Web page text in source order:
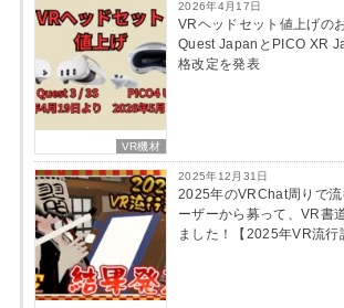
VR機材
2026年4月17日
VRヘッドセット値上げの
Quest JapanとPICO XR
格改定を発表
2025年12月31日
2025年のVRChat周りで流
ーザーから募って、VR書
ました！【2025年VR流行